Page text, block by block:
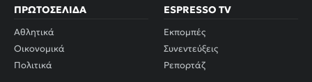
ΠΡΩΤΟΣΈΛΙΔΑ
Αθλητικά
Οικονομικά
Πολιτικά
ESPRESSO TV
Εκπομπές
Συνεντεύξεις
Ρεπορτάζ